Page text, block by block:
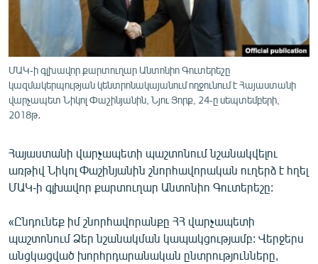
ՄԵԿՆԱԲԱՆՈՒԹՅՈՒՆ
ԿՈՐՈՆԱՎԻՐՈՒՍ
ԱՐԽԻՎ
ԲԱՆԱՎԵՃ
ՁԳՏԵԼՈՎ ԼԱՎԱԳՈՒՅՆԻՆ
ՓՈԴՔԱՍԹ
Հայերեն
ՄԱԿ-ի գլխավոր քարտուղար Անտոնիո Գուտերեշը
կազմակերպության կենտրոնակայանում ողջունում է Հայաստանի
վարչապետ Նիկոլ Փաշինյանին, Նյու Յորք, 24-ը սեպտեմբերի,
2018թ․
Հայաստանի վարչապետի պաշտոնում նշանակվելու
առթիվ Նիկոլ Փաշինյանին շնորհավորական ուղերձ է հղել
ՄԱԿ-ի գլխավոր քարտուղար Անտոնիո Գուտերեշը:
«Ընդունեք իմ շնորհավորանքը ՀՀ վարչապետի
պաշտոնում Ձեր նշանակման կապակցությամբ: Վերջերս
անցկացված խորհրդարանական ընտրությունները,